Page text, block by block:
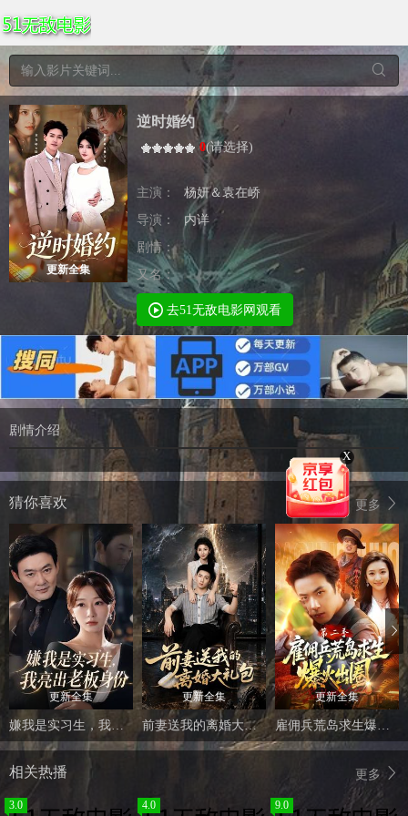
更新全集
逆时婚约
0(请选择)
主演：
杨妍＆袁在峤
导演：
内详
剧情：
又名：
去51无敌电影网观看
剧情介绍
更多
猜你喜欢
更新全集
嫌我是实习生，我亮出老板身份
更新全集
前妻送我的离婚大礼包
更新全集
雇佣兵荒岛求生爆火出圈第二季
更多
相关热播
3.0 4.0 9.0
X